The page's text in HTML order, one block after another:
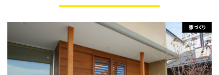
家づくり